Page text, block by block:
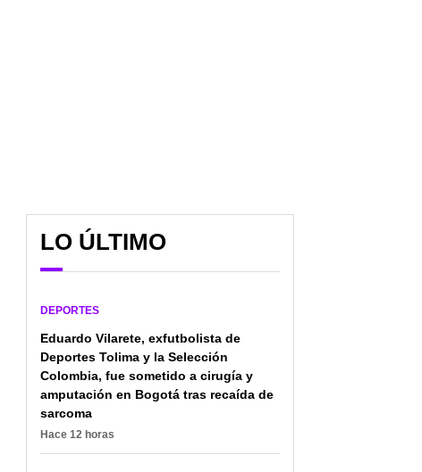
LO ÚLTIMO
DEPORTES
Eduardo Vilarete, exfutbolista de
Deportes Tolima y la Selección
Colombia, fue sometido a cirugía y
amputación en Bogotá tras recaída de
sarcoma
Hace 12 horas